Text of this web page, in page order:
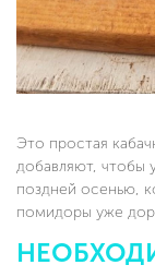
Это простая
добавляют, чтобы
поздней осенью,
помидоры уже